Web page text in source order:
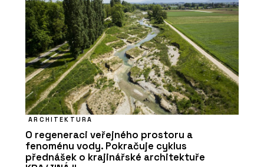
ARCHITEKTURA
O regeneraci veřejného prostoru a
fenoménu vody. Pokračuje cyklus
přednášek o krajinářské architektuře